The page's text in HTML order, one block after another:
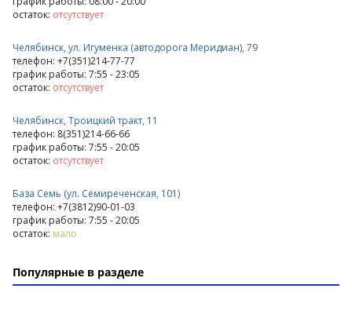
остаток: отсутствует
Челябинск, ул. Игуменка (автодорога Меридиан), 79
телефон: +7(351)214-77-77
график работы: 7:55 - 23:05
остаток: отсутствует
Челябинск, Троицкий тракт, 11
телефон: 8(351)214-66-66
график работы: 7:55 - 20:05
остаток: отсутствует
База Семь (ул. Семиреченская, 101)
телефон: +7(3812)90-01-03
график работы: 7:55 - 20:05
остаток: мало
Популярные в разделе